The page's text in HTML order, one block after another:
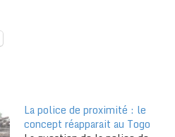
La police de proximité : le
concept réapparait au Togo